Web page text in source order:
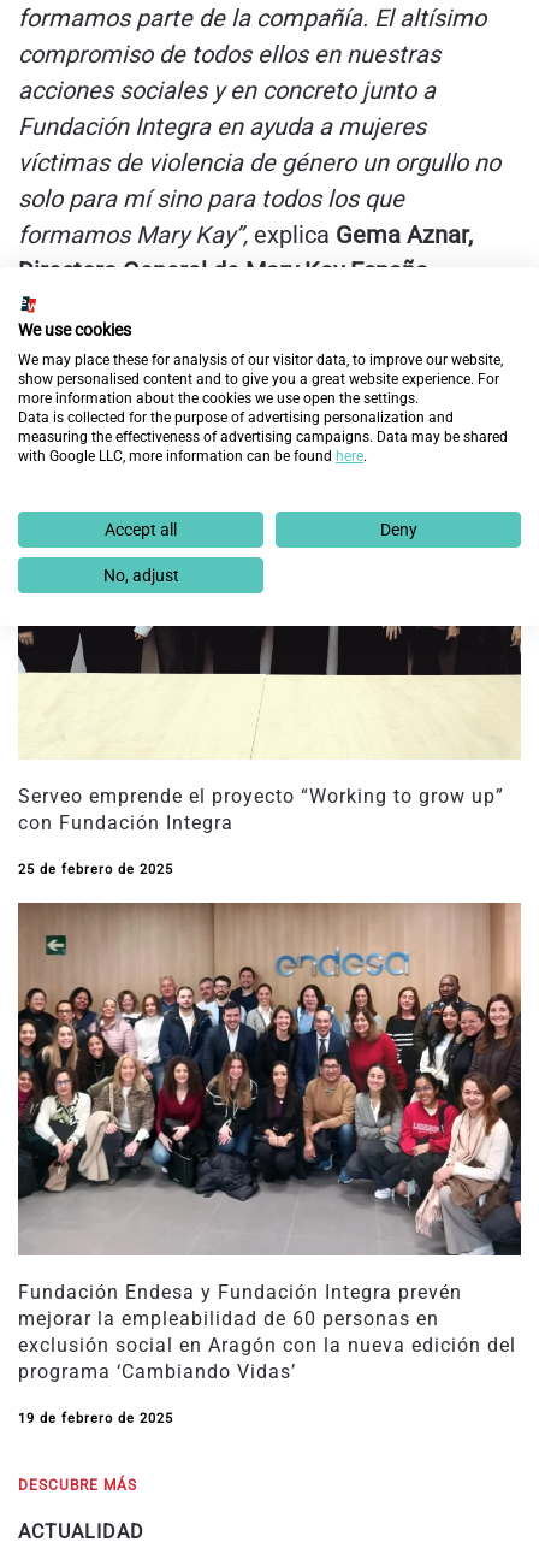
formamos parte de la compañía. El altísimo
compromiso de todos ellos en nuestras
acciones sociales y en concreto junto a
Fundación Integra en ayuda a mujeres
víctimas de violencia de género un orgullo no
solo para mí sino para todos los que
formamos Mary Kay”, explica Gema Aznar,
Directora General de Mary Kay España.
DESCUBRE MÁS
Serveo emprende el proyecto “Working to grow up”
con Fundación Integra
25 de febrero de 2025
Fundación Endesa y Fundación Integra prevén
mejorar la empleabilidad de 60 personas en
exclusión social en Aragón con la nueva edición del
programa ‘Cambiando Vidas’
19 de febrero de 2025
DESCUBRE MÁS
ACTUALIDAD
We use cookies
We may place these for analysis of our visitor data, to improve our website,
show personalised content and to give you a great website experience. For
more information about the cookies we use open the settings.
Data is collected for the purpose of advertising personalization and
measuring the effectiveness of advertising campaigns. Data may be shared
with Google LLC, more information can be found here.
Accept all Deny
No, adjust